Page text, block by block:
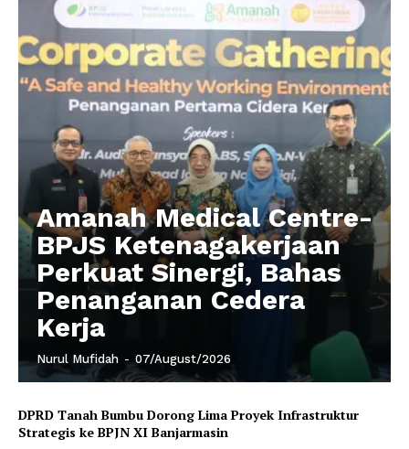
Amanah Medical Centre-
BPJS Ketenagakerjaan
Perkuat Sinergi, Bahas
Penanganan Cedera
Kerja
Nurul Mufidah - 07/August/2026
DPRD Tanah Bumbu Dorong Lima Proyek Infrastruktur
Strategis ke BPJN XI Banjarmasin